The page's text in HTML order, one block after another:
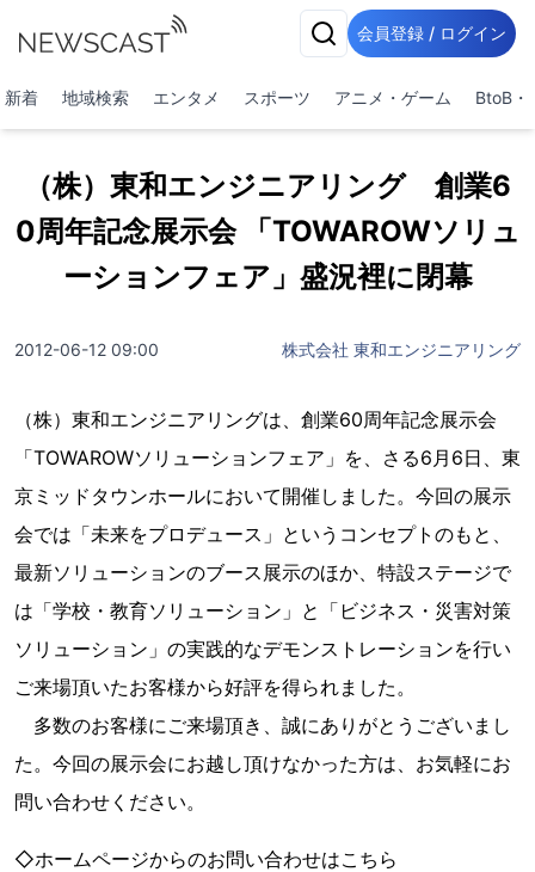
会員登録 / ログイン
新着 地域検索 エンタメ スポーツ アニメ・ゲーム BtoB・
（株）東和エンジニアリング 創業6
0周年記念展示会 「TOWAROWソリュ
ーションフェア」盛況裡に閉幕
2012-06-12 09:00 株式会社 東和エンジニアリング
（株）東和エンジニアリングは、創業60周年記念展示会
「TOWAROWソリューションフェア」を、さる6月6日、東
京ミッドタウンホールにおいて開催しました。今回の展示
会では「未来をプロデュース」というコンセプトのもと、
最新ソリューションのブース展示のほか、特設ステージで
は「学校・教育ソリューション」と「ビジネス・災害対策
ソリューション」の実践的なデモンストレーションを行い
ご来場頂いたお客様から好評を得られました。
多数のお客様にご来場頂き、誠にありがとうございまし
た。今回の展示会にお越し頂けなかった方は、お気軽にお
問い合わせください。
◇ホームページからのお問い合わせはこちら